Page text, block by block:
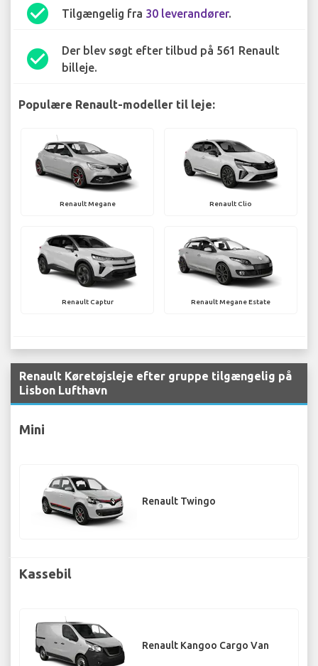
check_circle Tilgængelig fra 30 leverandører.
check_circle
Der blev søgt efter tilbud på 561 Renault
billeje.
Populære Renault-modeller til leje:
Renault Megane Renault Clio
Renault Captur Renault Megane Estate
Renault Køretøjsleje efter gruppe tilgængelig på
Lisbon Lufthavn
Mini
Renault Twingo
Kassebil
Renault Kangoo Cargo Van